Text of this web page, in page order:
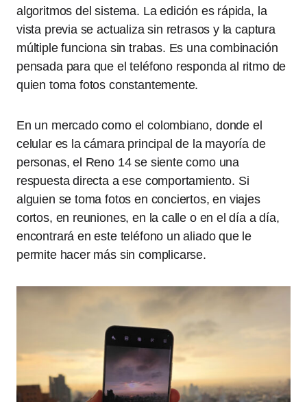
algoritmos del sistema. La edición es rápida, la
vista previa se actualiza sin retrasos y la captura
múltiple funciona sin trabas. Es una combinación
pensada para que el teléfono responda al ritmo de
quien toma fotos constantemente.
En un mercado como el colombiano, donde el
celular es la cámara principal de la mayoría de
personas, el Reno 14 se siente como una
respuesta directa a ese comportamiento. Si
alguien se toma fotos en conciertos, en viajes
cortos, en reuniones, en la calle o en el día a día,
encontrará en este teléfono un aliado que le
permite hacer más sin complicarse.